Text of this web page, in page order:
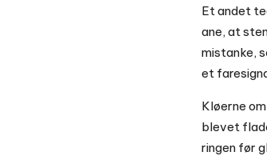
Et andet
ane, at
mistanke,
et
Kløerne
blevet
ringen før